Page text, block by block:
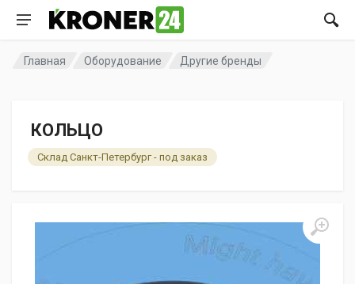
Главная Оборудование Другие бренды
КОЛЬЦО
Склад Санкт-Петербург - под заказ